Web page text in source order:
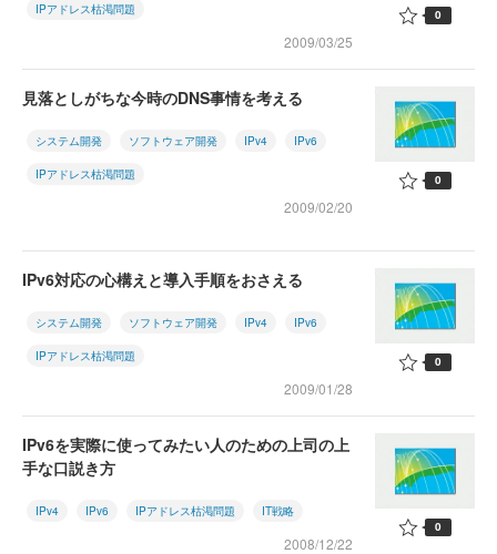
IPアドレス枯渇問題
2009/03/25
0
見落としがちな今時のDNS事情を考える
システム開発 ソフトウェア開発 IPv4 IPv6
IPアドレス枯渇問題
2009/02/20
0
IPv6対応の心構えと導入手順をおさえる
システム開発 ソフトウェア開発 IPv4 IPv6
IPアドレス枯渇問題
2009/01/28
0
IPv6を実際に使ってみたい人のための上司の上
手な口説き方
IPv4 IPv6 IPアドレス枯渇問題 IT戦略
2008/12/22
0